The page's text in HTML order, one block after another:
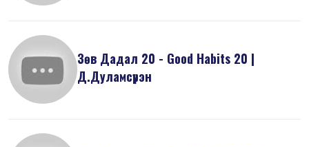
Зөв Дадал 20 - Good Habits 20 |
Д.Дуламсүрэн